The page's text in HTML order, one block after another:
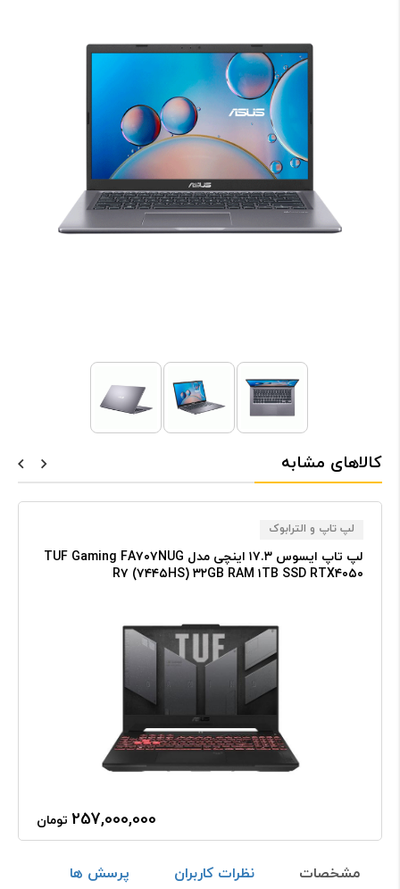
کالاهای مشابه
لپ تاپ و الترابوک
لپ تاپ ایسوس ۱۷.۳ اینچی مدل TUF Gaming FA۷۰۷NUG
R۷ (۷۴۴۵HS) ۳۲GB RAM ۱TB SSD RTX۴۰۵۰
257,000,000 تومان
مشخصات نظرات کاربران پرسش ها